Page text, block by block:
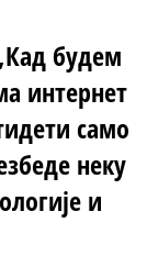
будем
интернет
само
неку
и